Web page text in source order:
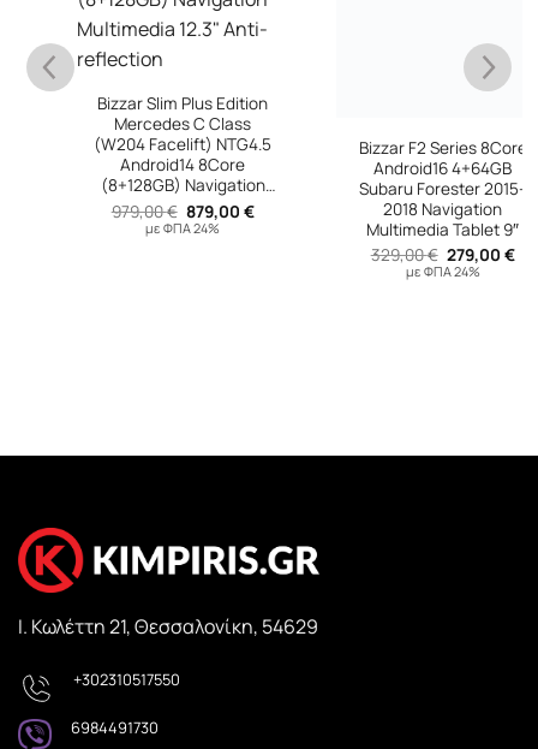
Bizzar Slim Plus Edition
Mercedes C Class
(W204 Facelift) NTG4.5
Android14 8Core
(8+128GB) Navigation
Multimedia 12.3″ Anti-
reflection
979,00€ Original
price
was:
879,00€Η
τρέχουσα
με ΦΠΑ 24%
Bizzar F2 Series 8Core
Multimedia Tablet 9″
329,00€ Original
price
was:
329,00 €.
279,00€Η
τιμή
είναι:
279,00 €.
με ΦΠΑ 24%
Ι. Κωλέττη 21, Θεσσαλονίκη, 54629
+302310517550
6984491730